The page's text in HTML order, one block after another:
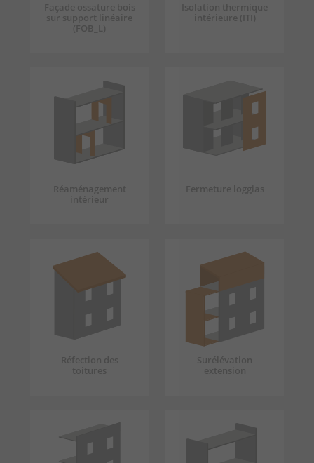
Façade ossature bois
sur support linéaire
(FOB_L)
Isolation thermique
intérieure (ITI)
Réaménagement
intérieur
Fermeture loggias
Réfection des
toitures
Surélévation
extension